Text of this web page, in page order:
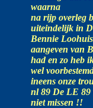
waarna
na rijp overleg
uiteindelijk in
Bennie
aangeven van
had en zo heb
wel
ineens onze
nl 89 De LE 89
niet missen !!